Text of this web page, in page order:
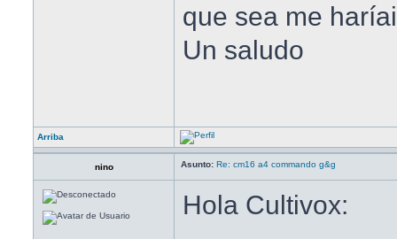
que sea me
Un saludo
Arriba
nino Asunto: Re: cm16 a4 commando g&g
Hola Cultivox: